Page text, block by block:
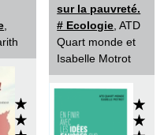
sur la pauvreté.
# Ecologie , ATD
Quart monde et
Isabelle Motrot